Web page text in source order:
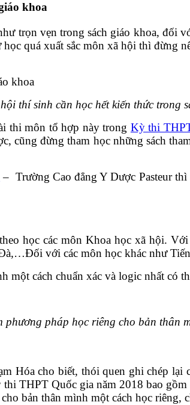
khoa
trọn vẹn trong sách giáo khoa, đối
quá xuất sắc môn xã hội thì đừng
thí sinh cần học hết kiến thức trong
thi môn tổ hợp này trong Kỳ thi
cũng đừng tham học những sách
– Trường Cao đẳng Y Dược Pasteur
học các môn Khoa học xã hội.
với các môn học khác như
một cách chuẩn xác và logic nhất có
phương pháp học riêng cho bản thân
Hóa cho biết, thói quen ghi chép lại
THPT Quốc gia năm 2018 bao
bản thân mình một cách học riêng,